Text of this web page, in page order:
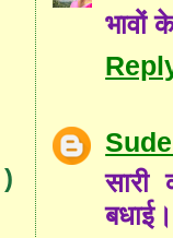
भावों
सारी
बधाई।